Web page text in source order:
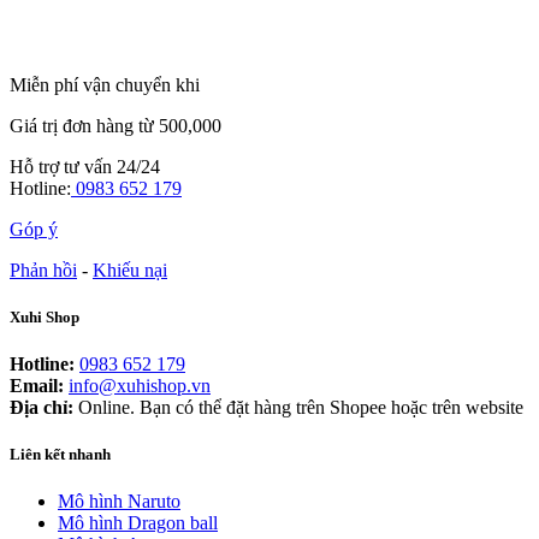
Miễn phí vận chuyển khi
Giá trị đơn hàng từ 500,000
Hỗ trợ tư vấn 24/24
Hotline: 0983 652 179
Góp ý
Phản hồi - Khiếu nại
Xuhi Shop
Hotline: 0983 652 179
Email: info@xuhishop.vn
Địa chỉ: Online. Bạn có thể đặt hàng trên Shopee hoặc trên website
Liên kết nhanh
Mô hình Naruto
Mô hình Dragon ball